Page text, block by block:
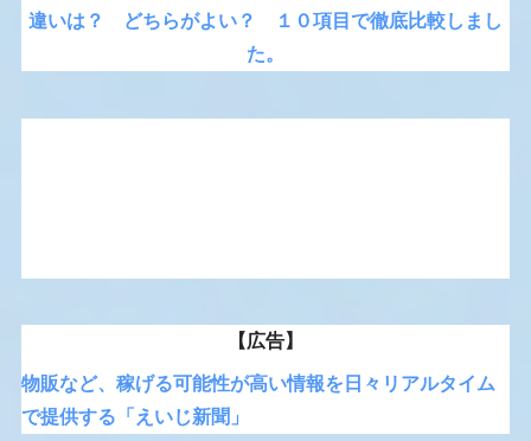
違いは？ どちらがよい？ １０項目で徹底比較しまし
た。
【広告】
物販など、稼げる可能性が高い情報を日々リアルタイム
で提供する「えいじ新聞」